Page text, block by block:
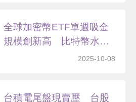
全球加密幣ETF單週吸金
規模創新高 比特幣水
2025-10-08
台積電尾盤現賣壓 台股